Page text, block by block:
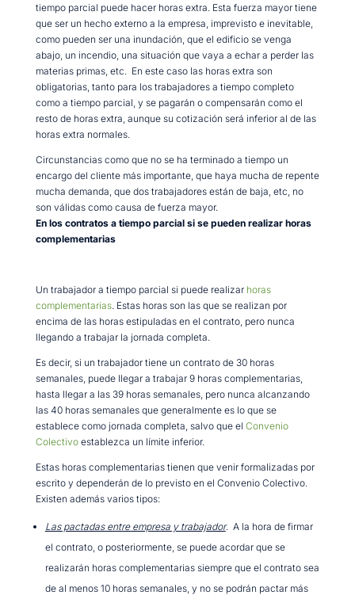
tiempo parcial puede hacer horas extra. Esta fuerza mayor tiene
que ser un hecho externo a la empresa, imprevisto e inevitable,
como pueden ser una inundación, que el edificio se venga
abajo, un incendio, una situación que vaya a echar a perder las
materias primas, etc. En este caso las horas extra son
obligatorias, tanto para los trabajadores a tiempo completo
como a tiempo parcial, y se pagarán o compensarán como el
resto de horas extra, aunque su cotización será inferior al de las
horas extra normales.
Circunstancias como que no se ha terminado a tiempo un
encargo del cliente más importante, que haya mucha de repente
mucha demanda, que dos trabajadores están de baja, etc, no
son válidas como causa de fuerza mayor.
En los contratos a tiempo parcial si se pueden realizar horas
complementarias
Un trabajador a tiempo parcial si puede realizar horas
complementarias. Estas horas son las que se realizan por
encima de las horas estipuladas en el contrato, pero nunca
llegando a trabajar la jornada completa.
Es decir, si un trabajador tiene un contrato de 30 horas
semanales, puede llegar a trabajar 9 horas complementarias,
hasta llegar a las 39 horas semanales, pero nunca alcanzando
las 40 horas semanales que generalmente es lo que se
establece como jornada completa, salvo que el Convenio
Colectivoestablezca un límite inferior.
Estas horas complementarias tienen que venir formalizadas por
escrito y dependerán de lo previsto en el Convenio Colectivo.
Existen además varios tipos:
Las pactadas entre empresa y trabajador. A la hora de firmar
el contrato, o posteriormente, se puede acordar que se
realizarán horas complementarias siempre que el contrato sea
de al menos 10 horas semanales, y no se podrán pactar más